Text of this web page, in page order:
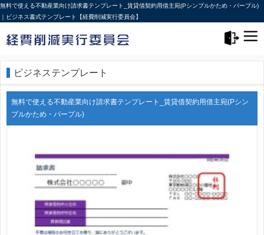
無料で使える不動産業向け請求書テンプレート_賃貸借契約用借主宛(Pシンプルかため・パープル)
｜ビジネス書式テンプレート【経費削減実行委員会】
ビジネステンプレート
無料で使える不動産業向け請求書テンプレート_賃貸借契約用借主宛(Pシン
プルかため・パープル)